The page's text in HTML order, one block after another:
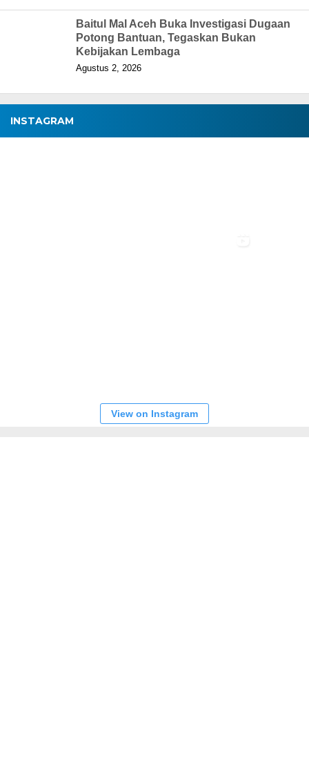
Baitul Mal Aceh Buka Investigasi Dugaan
Potong Bantuan, Tegaskan Bukan
Kebijakan Lembaga
Agustus 2, 2026
INSTAGRAM
View on Instagram